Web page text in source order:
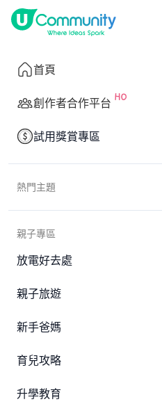
首頁
創作者合作平台
試用獎賞專區
熱門主題
親子專區
放電好去處
親子旅遊
新手爸媽
育兒攻略
升學教育